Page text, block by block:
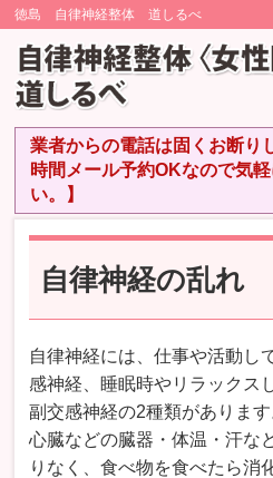
徳島 自律神経整体 道しるべ
業者からの電話は固くお断り
時間メール予約OKなので気
い。】
自律神経の乱れ
自律神経には、仕事や活動し
感神経、睡眠時やリラックス
副交感神経の2種類があります
心臓などの臓器・体温・汗な
りなく、食べ物を食べたら消